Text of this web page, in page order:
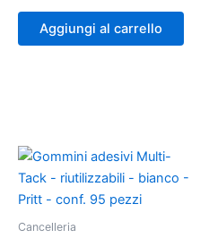
Aggiungi al carrello
Cancelleria